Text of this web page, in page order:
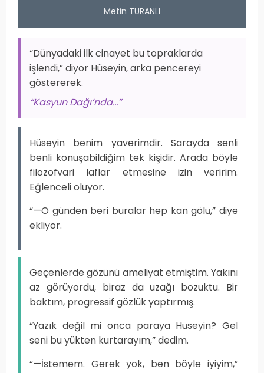
Metin TURANLI
“Dünyadaki ilk cinayet bu topraklarda
işlendi,” diyor Hüseyin, arka pencereyi
göstererek.
“Kasyun Dağı’nda...”
Hüseyin benim yaverimdir. Sarayda senli
benli konuşabildiğim tek kişidir. Arada böyle
filozofvari laflar etmesine izin veririm.
Eğlenceli oluyor.
“—O günden beri buralar hep kan gölü,” diye
ekliyor.
Geçenlerde gözünü ameliyat etmiştim. Yakını
az görüyordu, biraz da uzağı bozuktu. Bir
baktım, progressif gözlük yaptırmış.
“Yazık değil mi onca paraya Hüseyin? Gel
seni bu yükten kurtarayım,” dedim.
“—İstemem. Gerek yok, ben böyle iyiyim,”